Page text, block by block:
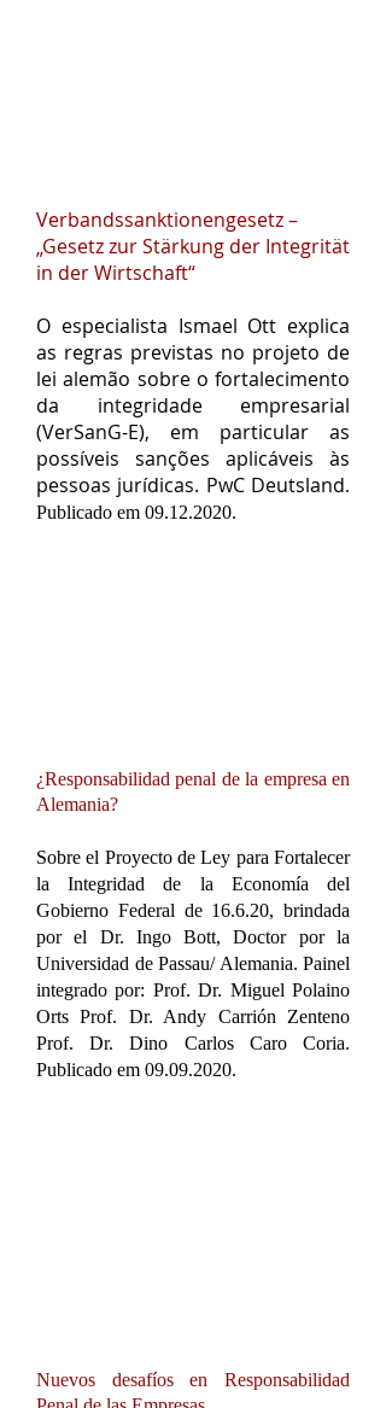
Verbandssanktionengesetz –
„Gesetz zur Stärkung der Integrität
in der Wirtschaft“
O especialista Ismael Ott explica
as regras previstas no projeto de
lei alemão sobre o fortalecimento
da integridade empresarial
(VerSanG-E), em particular as
possíveis sanções aplicáveis às
pessoas jurídicas. PwC Deutsland.
Publicado em 09.12.2020.
¿Responsabilidad penal de la empresa en
Alemania?
Sobre el Proyecto de Ley para Fortalecer
la Integridad de la Economía del
Gobierno Federal de 16.6.20, brindada
por el Dr. Ingo Bott, Doctor por la
Universidad de Passau/ Alemania. Painel
integrado por: Prof. Dr. Miguel Polaino
Orts Prof. Dr. Andy Carrión Zenteno
Prof. Dr. Dino Carlos Caro Coria.
Publicado em 09.09.2020.
Nuevos desafíos en Responsabilidad